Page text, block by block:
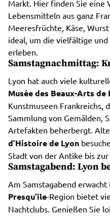
Markt. Hier finden Sie eine
Lebensmitteln aus ganz
Meeresfrüchte, Käse,
ideal, um die vielfältige
erleben.
Samstagnachmittag:
Lyon hat auch viele
Musée des Beaux-Arts de
Kunstmuseen Frankreichs,
Sammlung von Gemälden,
Artefakten beherbergt.
d’Histoire de Lyon
Stadt von der Antike bis
Samstagabend: Lyon
Am Samstagabend erwacht
Presqu’île-Region bietet
Nachtclubs. Genießen Sie